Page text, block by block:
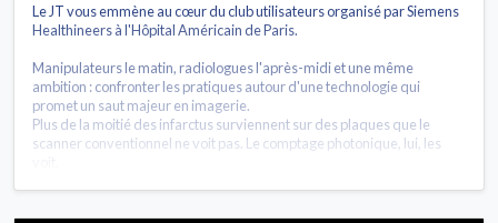
Le JT vous emmène au cœur du club utilisateurs organisé par Siemens
Healthineers à l'Hôpital Américain de Paris.
Manipulateurs le matin, radiologues l'après-midi et une même
ambition : confronter les pratiques autour d'une technologie qui
promet un saut majeur en imagerie.
Plus de la moitié des infarctus surviennent sur des plaques que le
scanner conventionnel ne voit pas. Le comptage photonique, lui, les